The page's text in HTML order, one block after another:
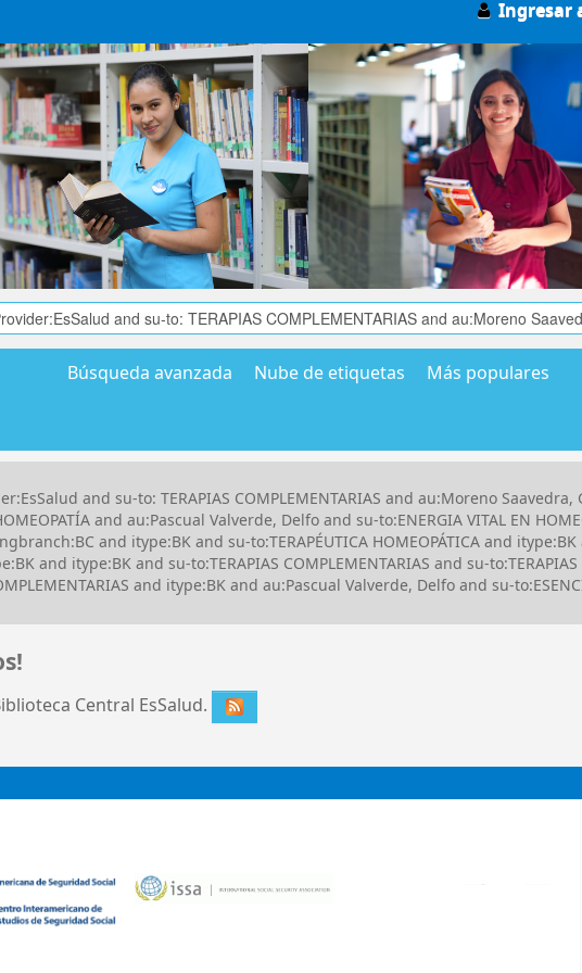
Ingresar
Búsqueda avanzada Nube de etiquetas Más populares
and su-to: TERAPIAS COMPLEMENTARIAS and au:Moreno Saavedra,
and au:Pascual Valverde, Delfo and su-to:ENERGIA VITAL EN
and itype:BK and su-to:TERAPÉUTICA HOMEOPÁTICA and
and itype:BK and su-to:TERAPIAS COMPLEMENTARIAS and su-
and itype:BK and au:Pascual Valverde, Delfo and su-
Central EsSalud.